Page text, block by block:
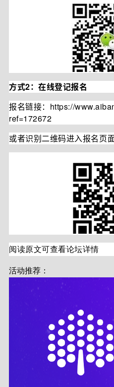
方式2：在线登记报名
报名链接： https://
ref=172672
或者识别二维码进入报名页
阅读原文可查看论坛详情
活动推荐：